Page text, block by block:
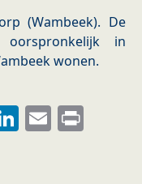
(Wambeek). De
in
wonen.
LinkedIn
Email